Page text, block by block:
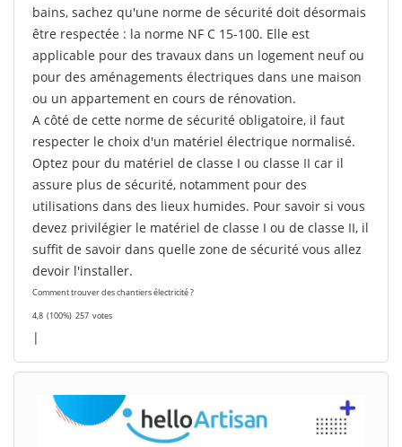
bains, sachez qu'une norme de sécurité doit désormais
être respectée : la norme NF C 15-100. Elle est
applicable pour des travaux dans un logement neuf ou
pour des aménagements électriques dans une maison
ou un appartement en cours de rénovation.
A côté de cette norme de sécurité obligatoire, il faut
respecter le choix d'un matériel électrique normalisé.
Optez pour du matériel de classe I ou classe II car il
assure plus de sécurité, notamment pour des
utilisations dans des lieux humides. Pour savoir si vous
devez privilégier le matériel de classe I ou de classe II, il
suffit de savoir dans quelle zone de sécurité vous allez
devoir l'installer.
Comment trouver des chantiers électricité ?
4,8 (100%) 257 votes
|